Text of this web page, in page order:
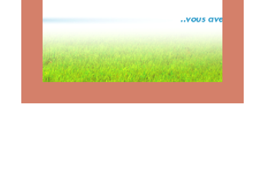
faire le quiz
Recherche